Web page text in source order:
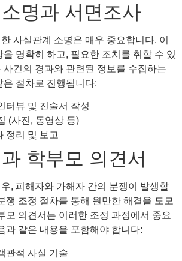
명과 서면조사
사실관계 소명은 매우 중요합니다. 이
명확히 하고, 필요한 조치를 취할 수 있
사건의 경과와 관련된 정보를 수집하는
은 절차로 진행됩니다:
터뷰 및 진술서 작성
(사진, 동영상 등)
정리 및 보고
학부모 의견서
, 피해자와 가해자 간의 분쟁이 발생할
쟁 조정 절차를 통해 원만한 해결을 도모
모 의견서는 이러한 조정 과정에서 중요
과 같은 내용을 포함해야 합니다:
관적 사실 기술